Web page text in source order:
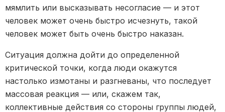
мямлить или высказывать несогласие — и этот
человек может очень быстро исчезнуть, такой
человек может быть очень быстро наказан.
Ситуация должна дойти до определенной
критической точки, когда люди окажутся
настолько измотаны и разгневаны, что последует
массовая реакция — или, скажем так,
коллективные действия со стороны группы людей,